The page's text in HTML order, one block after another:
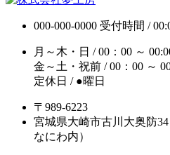
000-000-0000 受付時間 /
月～木・日 / 00：00 ～
金～土・祝前 / 00：00 ～
定休日 / ●曜日
〒989-6223
宮城県大崎市古川大奥防
なにわ内）